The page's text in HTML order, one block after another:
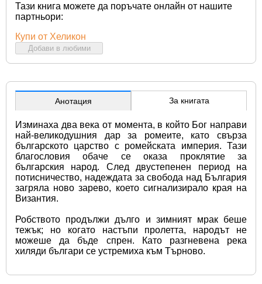
Тази книга можете да поръчате онлайн от нашите
партньори:
Купи от Хеликон
Добави в любими
Анотация За книгата
Изминаха два века от момента, в който Бог направи
най-великодушния дар за ромеите, като свърза
българското царство с ромейската империя. Тази
благословия обаче се оказа проклятие за
българския народ. След двустепенен период на
потисничество, надеждата за свобода над България
загряла ново зарево, което сигнализирало края на
Византия.
Робството продължи дълго и зимният мрак беше
тежък; но когато настъпи пролетта, народът не
можеше да бъде спрен. Като разгневена река
хиляди българи се устремиха към Търново.